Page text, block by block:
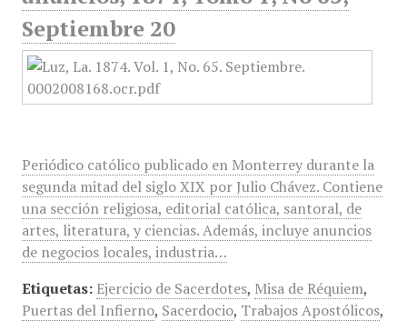
Septiembre 20
Periódico católico publicado en Monterrey durante la
segunda mitad del siglo XIX por Julio Chávez. Contiene
una sección religiosa, editorial católica, santoral, de
artes, literatura, y ciencias. Además, incluye anuncios
de negocios locales, industria…
Etiquetas: Ejercicio de Sacerdotes, Misa de Réquiem,
Puertas del Infierno, Sacerdocio, Trabajos Apostólicos,